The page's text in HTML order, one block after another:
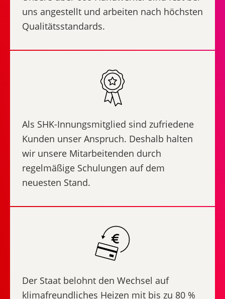
uns angestellt und arbeiten nach höchsten
Qualitätsstandards.
Als SHK-Innungsmitglied sind zufriedene
Kunden unser Anspruch. Deshalb halten
wir unsere Mitarbeitenden durch
regelmäßige Schulungen auf dem
neuesten Stand.
Der Staat belohnt den Wechsel auf
klimafreundliches Heizen mit bis zu 80 %